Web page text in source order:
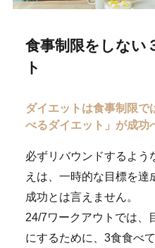
食事制限をしない
ト
ダイエットは食事制限で
べるダイエット」が成功
必ずリバウンドするよう
えは、一時的な目標を達
成功とは言えません。
24/7ワークアウトでは、
にするために、3食食べ